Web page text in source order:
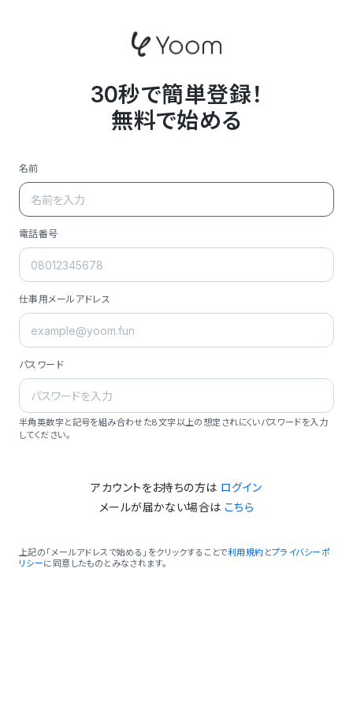
30秒で簡単登録！
無料で始める
名前
電話番号
仕事用メールアドレス
パスワード
半角英数字と記号を組み合わせた8文字以上の想定されにくいパスワードを入力
してください。
アカウントをお持ちの方は ログイン
メールが届かない場合は こちら
上記の「メールアドレスで始める」をクリックすることで利用規約 とプライバシーポ
リシーに同意したものとみなされます。